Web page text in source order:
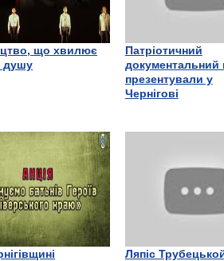
що хвилює
душу
Патріотичний
документальний
презентували у
Чернігові
Ляпіс